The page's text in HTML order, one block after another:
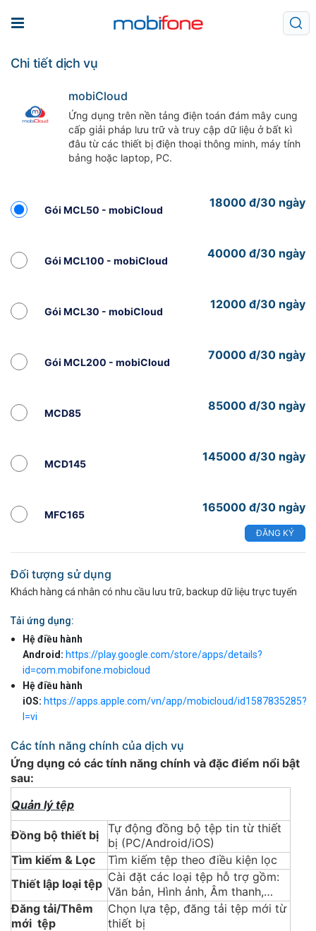
Chi tiết dịch vụ
mobiCloud
Ứng dụng trên nền tảng điện toán đám mây cung
cấp giải pháp lưu trữ và truy cập dữ liệu ở bất kì
đâu từ các thiết bị điện thoại thông minh, máy tính
bảng hoặc laptop, PC.
Gói MCL50 - mobiCloud
18000 đ/30 ngày
Gói MCL100 - mobiCloud
40000 đ/30 ngày
Gói MCL30 - mobiCloud
12000 đ/30 ngày
Gói MCL200 - mobiCloud
70000 đ/30 ngày
MCD85
85000 đ/30 ngày
MCD145
145000 đ/30 ngày
MFC165
165000 đ/30 ngày
ĐĂNG KÝ
Đối tượng sử dụng
Khách hàng cá nhân có nhu cầu lưu trữ, backup dữ liệu trực tuyến
​Tải ứng dụng:
Hệ điều hành
Android: https://play.google.com/store/apps/details?
id=com.mobifone.mobicloud
Hệ điều hành
iOS: https://apps.apple.com/vn/app/mobicloud/id1587835285?
l=vi
Các tính năng chính của dịch vụ
Ứng dụng có các tính năng chính và đặc điểm nổi bật
sau:
Quản lý tệp
Đồng bộ thiết bị
Tự động đồng bộ tệp tin từ thiết
bị (PC/Android/iOS)
Tìm kiếm & Lọc
Tìm kiếm tệp theo điều kiện lọc
Thiết lập loại tệp Cài đặt các loại tệp hỗ trợ gồm:
Văn bản, Hình ảnh, Âm thanh,…
Đăng tải/Thêm
mới tệp
Chọn lựa tệp, đăng tải tệp mới từ
thiết bị